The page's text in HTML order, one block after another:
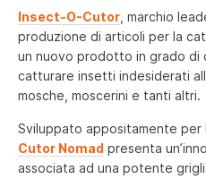
Español
Nederlands
English - US
Insect-O-Cutor , marchio
produzione di articoli per la
un nuovo prodotto in grado di
catturare insetti indesiderati
mosche, moscerini e tanti altri.
Sviluppato appositamente per
Cutor Nomad presenta
associata ad una potente